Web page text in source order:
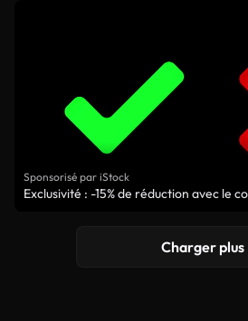
Sponsorisé par iStock
Exclusivité : -15% de réduction avec le
Charger plus